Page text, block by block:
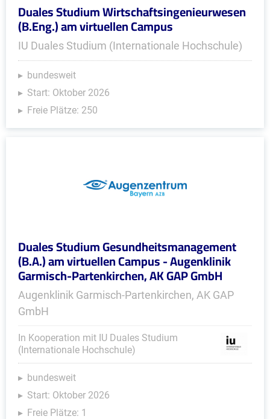
Duales Studium Wirtschaftsingenieurwesen
(B.Eng.) am virtuellen Campus
IU Duales Studium (Internationale Hochschule)
bundesweit
Start: Oktober 2026
Freie Plätze: 250
Duales Studium Gesundheitsmanagement
(B.A.) am virtuellen Campus - Augenklinik
Garmisch-Partenkirchen, AK GAP GmbH
Augenklinik Garmisch-Partenkirchen, AK GAP
GmbH
In Kooperation mit IU Duales Studium
(Internationale Hochschule)
bundesweit
Start: Oktober 2026
Freie Plätze: 1